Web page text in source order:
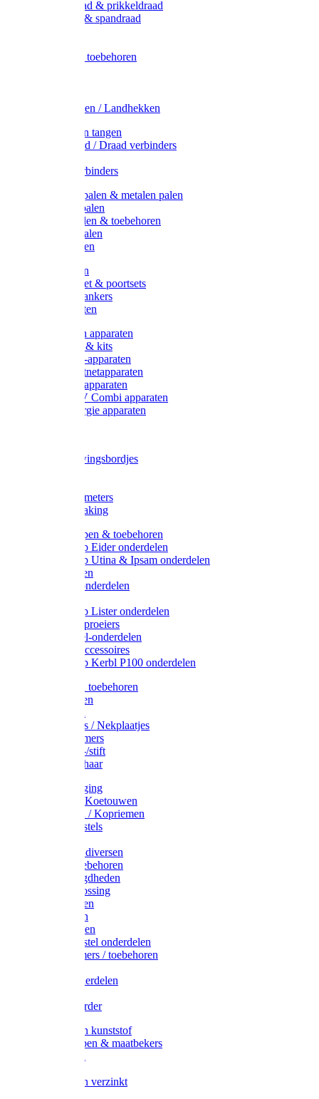
Metaal draad & prikkeldraad
Binddraad & spandraad
Afrasternet toebehoren
Weidehekken / Landhekken
Spanners en tangen
Lint / Koord / Draad verbinders
Litzclip verbinders
Recycling palen & metalen palen
Kunststof palen
T-Post t-palen & toebehoren
Glasfiber palen
Houten palen
Poortgrepen
Doorgangset & poortsets
Poortgreepankers
Weidepoorten
Onderdelen apparaten
Starter sets & kits
9V Batterij-apparaten
230V Lichtnetapparaten
12V Accu-apparaten
230V / 12V Combi apparaten
Zonne-energie apparaten
Waarschuwingsbordjes
Wegers en meters
Video bewaking
Weidepompen & toebehoren
Weidepomp Eider onderdelen
Weidepomp Utina & Ipsam onderdelen
Drinkbakken
Drinkbak onderdelen
Weidepomp Lister onderdelen
Nippels / Sproeiers
Drinknippel-onderdelen
Drinkbak accessoires
Weidepomp Kerbl P100 onderdelen
Oormerken toebehoren
Enkelbanden
Halsplaatjes / Nekplaatjes
Kokernummers
Merkspray-/stift
Veemerkschaar
Uierverzorging
Halsters & Koetouwen
Halsriemen / Kopriemen
Koerugborstels
Koe / Stier diversen
Melkers toebehoren
Stalbenodigdheden
Kalververlossing
Stierenringen
Onthoornen
Kalverflessen
Koerugborstel onderdelen
Kalveremmers / toebehoren
Koelift onderdelen
Uieronthaarder
Voerbakken kunststof
Voerscheppen & maatbekers
Voerbakken verzinkt